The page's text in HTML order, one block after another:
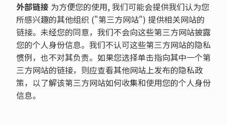
外部链接为方便您的使用, 我们可能会提供我们认为您
所感兴趣的其他组织 ("第三方网站") 提供相关网站的
链接。未经您的同意，我们不会向这些第三方网站披露
您的个人身份信息。我们不认可这些第三方网站的隐私
惯例，也不对其负责。如果您选择单击指向其中一个第
三方网站的链接，则应查看其他网站上发布的隐私政
策，以了解该第三方网站如何收集和使用您的个人身份
信息。